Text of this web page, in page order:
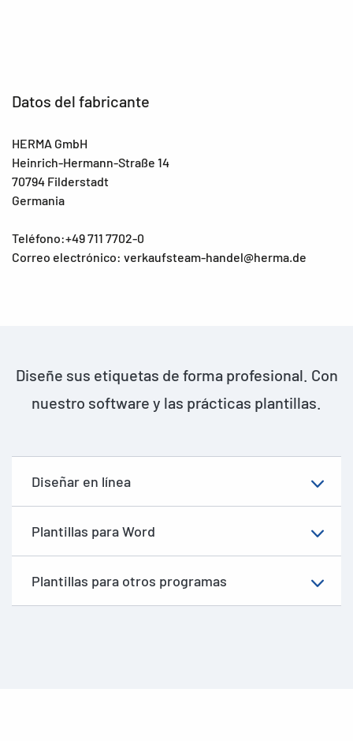
Datos del fabricante
HERMA GmbH
Heinrich-Hermann-Straße 14
70794 Filderstadt
Germania
Teléfono:+49 711 7702-0
Correo electrónico: verkaufsteam-handel@herma.de
Diseñe sus etiquetas de forma profesional. Con
nuestro software y las prácticas plantillas.
Diseñar en línea
Plantillas para Word
Plantillas para otros programas